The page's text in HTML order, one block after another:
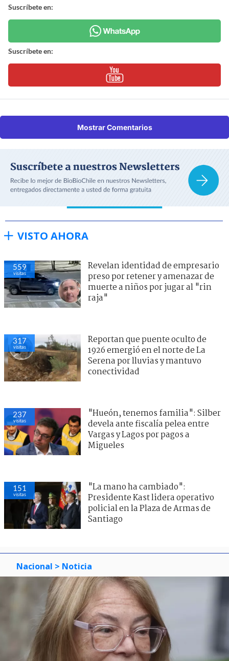
Suscríbete en:
Suscríbete en:
Mostrar Comentarios
VISTO AHORA
559
visitas
Revelan identidad de empresario
preso por retener y amenazar de
muerte a niños por jugar al "rin
raja"
317
visitas
Reportan que puente oculto de
1926 emergió en el norte de La
Serena por lluvias y mantuvo
conectividad
237
visitas
"Hueón, tenemos familia": Silber
devela ante fiscalía pelea entre
Vargas y Lagos por pagos a
Migueles
151
visitas
"La mano ha cambiado":
Presidente Kast lidera operativo
policial en la Plaza de Armas de
Santiago
Nacional > Noticia